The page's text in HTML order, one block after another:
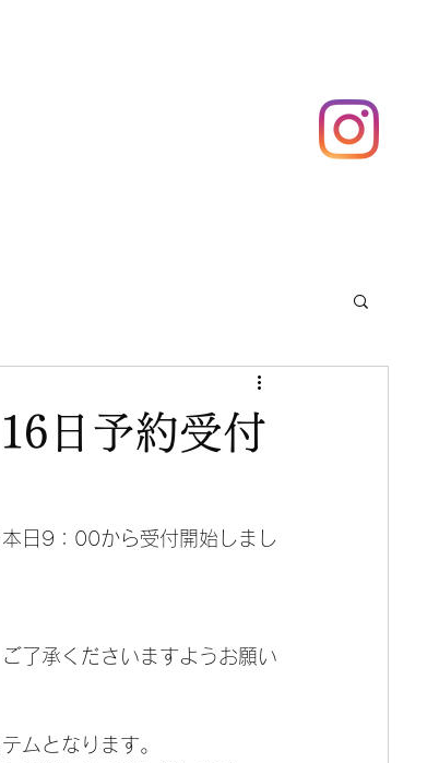
日予約受付
日9：00から受付開始しまし
了承くださいますようお願い
ムとなります。